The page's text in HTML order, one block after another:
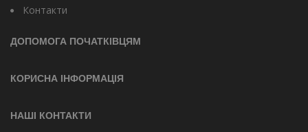
Контакти
ДОПОМОГА ПОЧАТКІВЦЯМ
КОРИСНА ІНФОРМАЦІЯ
НАШІ КОНТАКТИ